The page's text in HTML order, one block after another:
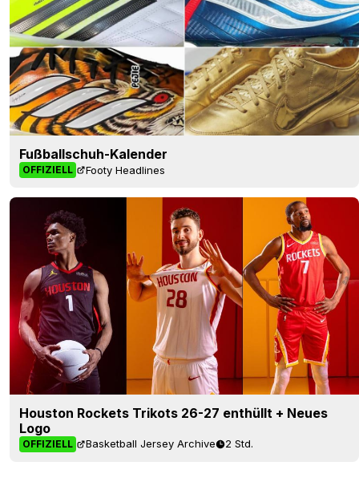
Fußballschuh-Kalender
OFFIZIELL Footy Headlines
Houston Rockets Trikots 26-27 enthüllt + Neues
Logo
OFFIZIELL Basketball Jersey Archive 2 Std.